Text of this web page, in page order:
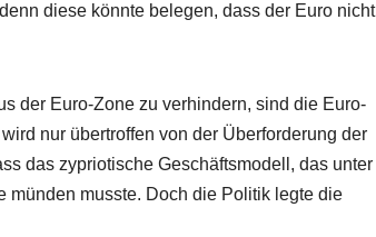
diese könnte belegen, dass der Euro nicht
der Euro-Zone zu verhindern, sind die Euro-
nur übertroffen von der Überforderung der
das zypriotische Geschäftsmodell, das unter
münden musste. Doch die Politik legte die